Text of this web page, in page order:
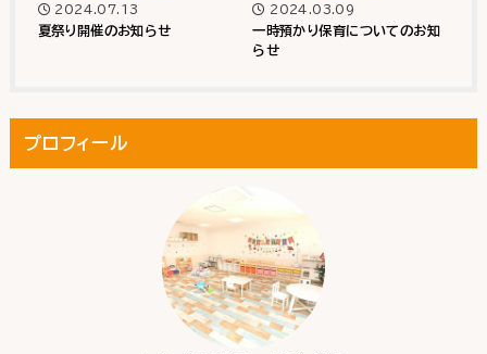
2024.07.13
夏祭り開催のお知らせ
2024.03.09
一時預かり保育についてのお知
らせ
プロフィール